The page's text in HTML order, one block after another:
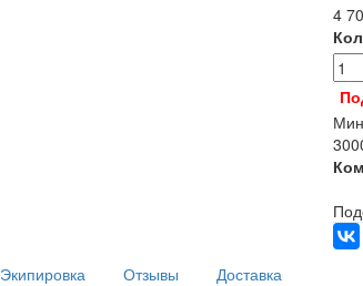
4
Экипировка Отзывы Доставка